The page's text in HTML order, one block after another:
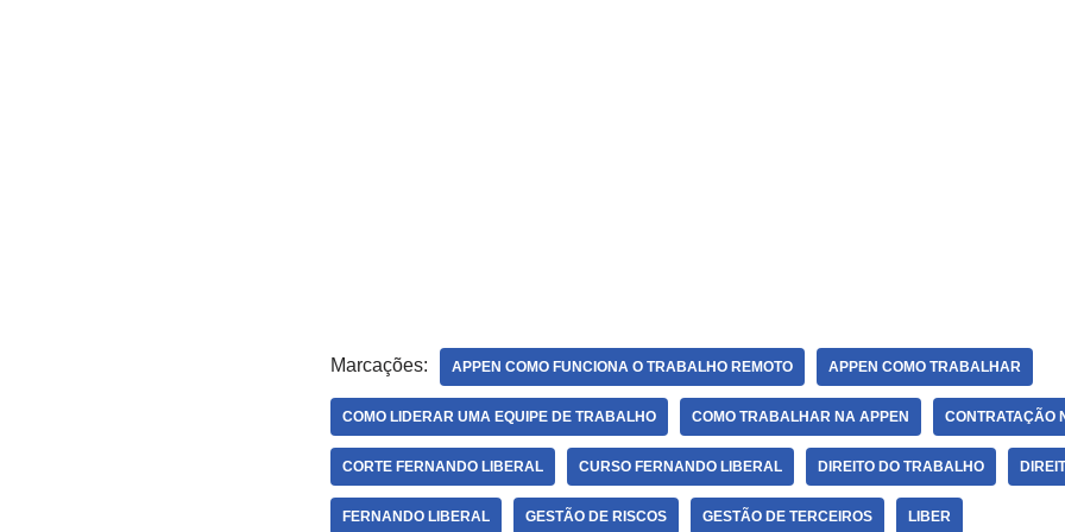
Marcações: APPEN COMO FUNCIONA O TRABALHO REMOTO APPEN COMO TRABALHAR
COMO LIDERAR UMA EQUIPE DE TRABALHO COMO TRABALHAR NA APPEN CONTRATAÇÃO
CORTE FERNANDO LIBERAL CURSO FERNANDO LIBERAL DIREITO DO TRABALHO
FERNANDO LIBERAL GESTÃO DE RISCOS GESTÃO DE TERCEIROS LIBER